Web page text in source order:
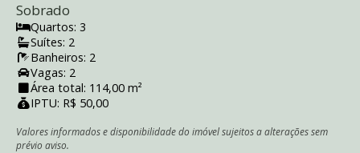
Sobrado
Quartos: 3
Suítes: 2
Banheiros: 2
Vagas: 2
Área total: 114,00 m²
IPTU: R$ 50,00
Valores informados e disponibilidade do imóvel sujeitos a alterações sem
prévio aviso.